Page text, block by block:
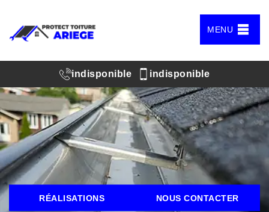
MENU
indisponible indisponible
RÉALISATIONS NOUS CONTACTER